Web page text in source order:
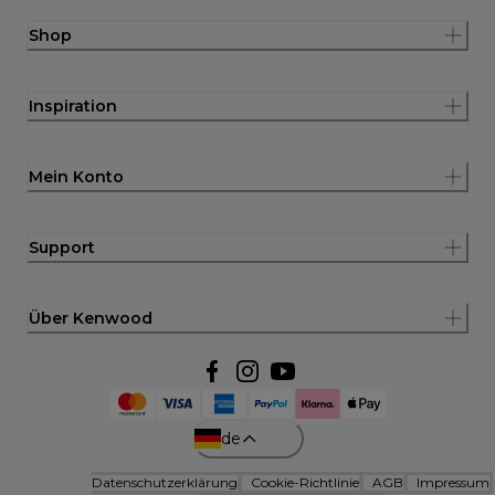
Shop
Inspiration
Mein Konto
Support
Über Kenwood
de
Datenschutzerklärung Cookie-Richtlinie AGB Impressum